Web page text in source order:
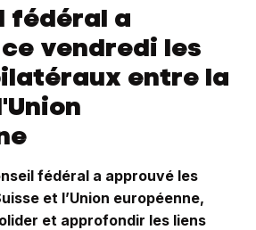
fédéral a
vendredi les
entre la
fédéral a approuvé les
et l’Union européenne,
et approfondir les liens